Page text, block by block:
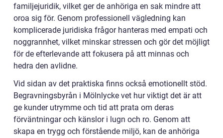
familjejuridik, vilket ger de anhöriga en sak mindre att
oroa sig för. Genom professionell vägledning kan
komplicerade juridiska frågor hanteras med empati och
noggrannhet, vilket minskar stressen och gör det möjligt
för de efterlevande att fokusera på att minnas och
hedra den avlidne.
Vid sidan av det praktiska finns också emotionellt stöd.
Begravningsbyrån i Mölnlycke vet hur viktigt det är att
ge kunder utrymme och tid att prata om deras
förväntningar och känslor i lugn och ro. Genom att
skapa en trygg och förstående miljö, kan de anhöriga